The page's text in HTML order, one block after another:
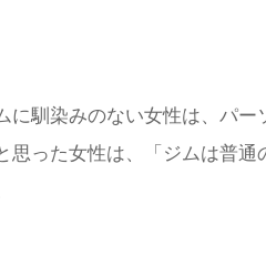
に馴染みのない女性は、 パー
思った女性は、「ジムは普